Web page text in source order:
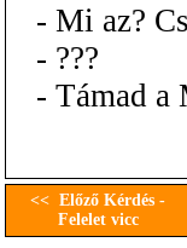
- Mi az?
- ???
- Támad a
<< Előző Kérdés -
Felelet vicc